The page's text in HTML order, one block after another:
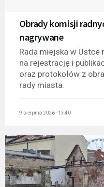
Obrady komisji
nagrywane
Rada miejska w Ustce
na rejestrację i
oraz protokołów z
rady miasta.
9 sierpnia 2026 - 13:40